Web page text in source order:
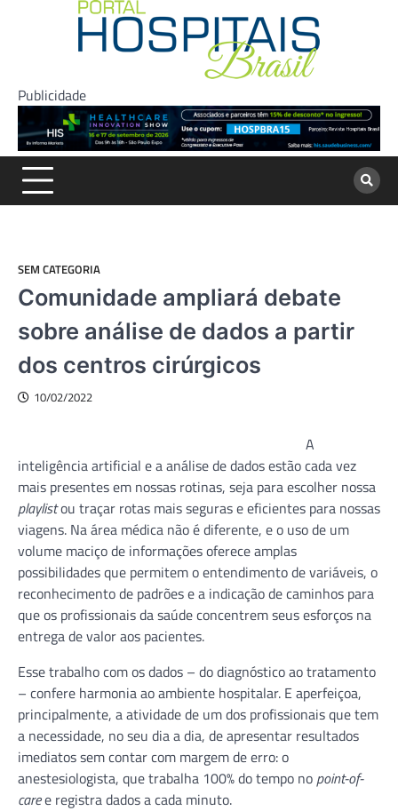
Publicidade
SEM CATEGORIA
Comunidade ampliará debate
sobre análise de dados a partir
dos centros cirúrgicos
10/02/2022
A
inteligência artificial e a análise de dados estão cada vez
mais presentes em nossas rotinas, seja para escolher nossa
playlistou traçar rotas mais seguras e eficientes para nossas
viagens. Na área médica não é diferente, e o uso de um
volume maciço de informações oferece amplas
possibilidades que permitem o entendimento de variáveis, o
reconhecimento de padrões e a indicação de caminhos para
que os profissionais da saúde concentrem seus esforços na
entrega de valor aos pacientes.
Esse trabalho com os dados – do diagnóstico ao tratamento
– confere harmonia ao ambiente hospitalar. E aperfeiçoa,
principalmente, a atividade de um dos profissionais que tem
a necessidade, no seu dia a dia, de apresentar resultados
imediatos sem contar com margem de erro: o
anestesiologista, que trabalha 100% do tempo no point-of-
caree registra dados a cada minuto.